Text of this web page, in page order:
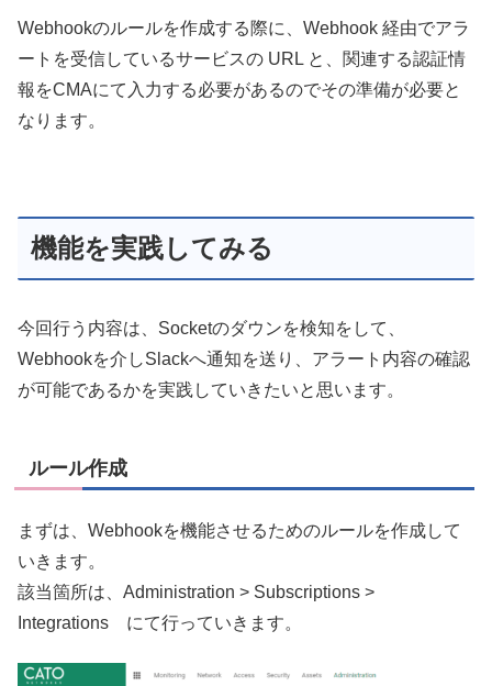
Webhookのルールを作成する際に、Webhook 経由でアラ
ートを受信しているサービスの URL と、関連する認証情
報をCMAにて入力する必要があるのでその準備が必要と
なります。
機能を実践してみる
今回行う内容は、Socketのダウンを検知をして、
Webhookを介しSlackへ通知を送り、アラート内容の確認
が可能であるかを実践していきたいと思います。
ルール作成
まずは、Webhookを機能させるためのルールを作成して
いきます。
該当箇所は、Administration > Subscriptions >
Integrations にて行っていきます。